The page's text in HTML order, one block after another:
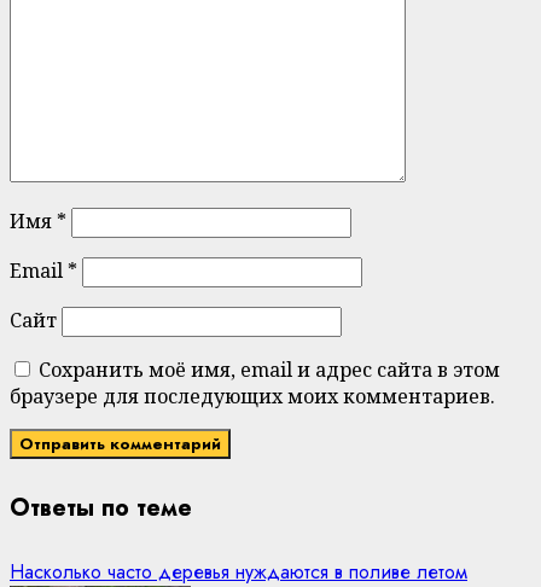
Имя *
Email *
Сайт
Сохранить моё имя, email и адрес сайта в этом
браузере для последующих моих комментариев.
Ответы по теме
Насколько часто деревья нуждаются в поливе летом